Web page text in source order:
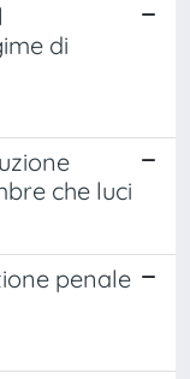
di
che luci
penale